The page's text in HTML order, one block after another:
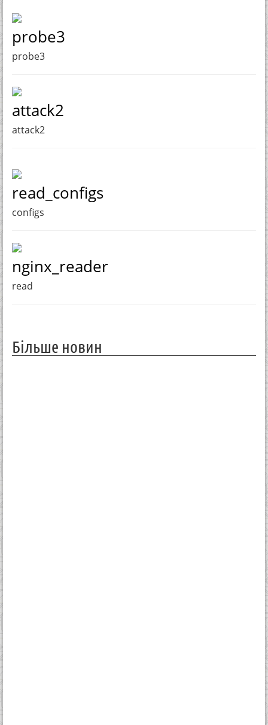
probe3
probe3
attack2
attack2
read_configs
configs
nginx_reader
read
Більше новин